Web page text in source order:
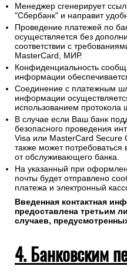
Менеджер сгенерирует
"Сбербанк" и направит
Проведение платежей по
осуществляется без
соответствии с
MasterCard, МИР.
Конфиденциальность
информации
Соединение с платежным
информации
использованием
В случае если Ваш банк
безопасного проведения
Visa или MasterCard Secure
также может
от обслуживающего банка.
На указанный при
почты будет отправлено
платежа и электронный
Введенная контактная
предоставлена третьим
случаев,
4. Банковским